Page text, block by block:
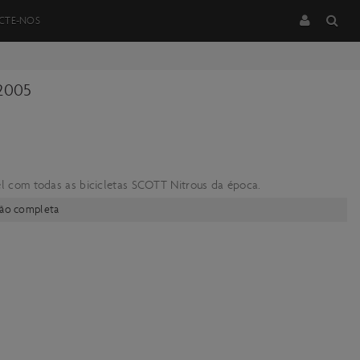
NOS
com todas as bicicletas SCOTT Nitrous da época.
completa